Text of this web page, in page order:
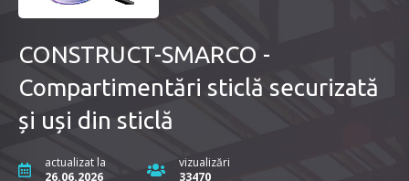
CONSTRUCT-SMARCO -
Compartimentări sticlă securizată
și uși din sticlă
actualizat la
26.06.2026
vizualizări
33470